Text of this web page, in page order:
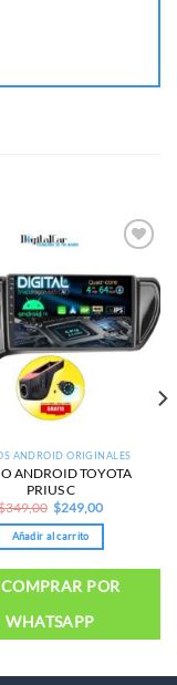
wishlist
ANDROID ORIGINALES
ANDROID TOYOTA
PRIUS C
349,00 Original
price
was:
$349,00.
$249,00Current
Añadir al carrito
COMPRAR POR
WHATSAPP